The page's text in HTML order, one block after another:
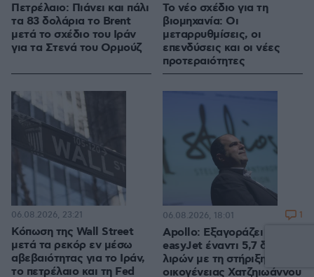
Πετρέλαιο: Πιάνει και πάλι
τα 83 δολάρια το Brent
μετά το σχέδιο του Ιράν
για τα Στενά του Ορμούζ
Το νέο σχέδιο για τη
βιομηχανία: Οι
μεταρρυθμίσεις, οι
επενδύσεις και οι νέες
προτεραιότητες
Κόπωση της Wall Street
μετά τα ρεκόρ εν μέσω
αβεβαιότητας για το Ιράν,
το πετρέλαιο και τη Fed
06.08.2026, 23:21
Apollo: Εξαγοράζει την
easyJet έναντι 5,7 δισ.
λιρών με τη στήριξη της
οικογένειας Χατζηιωάννου
06.08.2026, 18:01 1